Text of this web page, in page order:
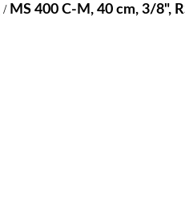
/ MS 400 C-M, 40 cm, 3/8",